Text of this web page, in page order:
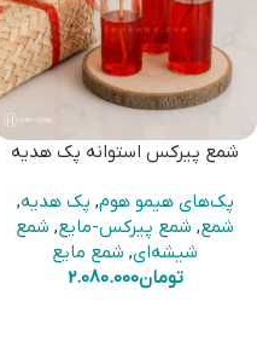
شمع پیرکس استوانه پک هدیه
پک‌های هیمو هوم, پک هدیه,
شمع, شمع پیرکس-مایع, شمع
شیشه‌ای, شمع مایع
تومان2.080.000